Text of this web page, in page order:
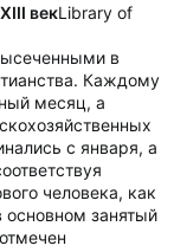
векLibrary of
в
Каждому
месяц, а
с января, а
человека, как
занятый